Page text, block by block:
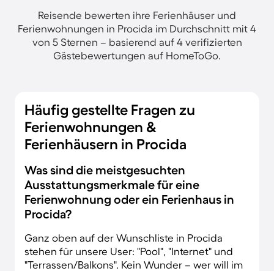
Reisende bewerten ihre Ferienhäuser und
Ferienwohnungen in Procida im Durchschnitt mit 4
von 5 Sternen – basierend auf 4 verifizierten
Gästebewertungen auf HomeToGo.
Häufig gestellte Fragen zu
Ferienwohnungen &
Ferienhäusern in Procida
Was sind die meistgesuchten
Ausstattungsmerkmale für eine
Ferienwohnung oder ein Ferienhaus in
Procida?
Ganz oben auf der Wunschliste in Procida
stehen für unsere User: "Pool", "Internet" und
"Terrassen/Balkons". Kein Wunder – wer will im